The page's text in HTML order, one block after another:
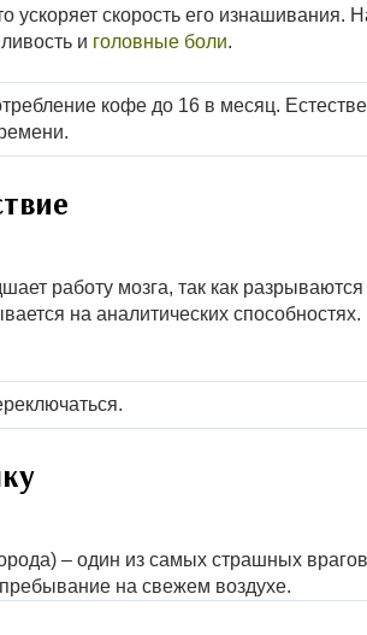
ускоряет скорость его
и головные боли.
кофе до 16 в месяц.
работу мозга, так как
на аналитических
– один из самых страшных
на свежем воздухе.